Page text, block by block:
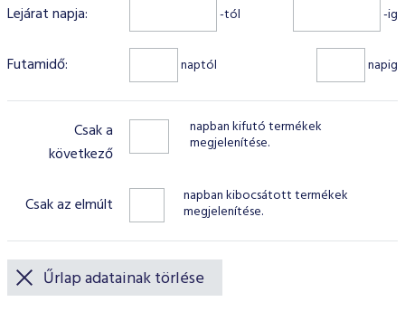
ESG Útmutató
Lejárat napja: -tól -ig
Futamidő: naptól napig
Csak a
következő
napban kifutó termékek
megjelenítése.
Csak az elmúlt napban kibocsátott termékek
megjelenítése.
Űrlap adatainak törlése